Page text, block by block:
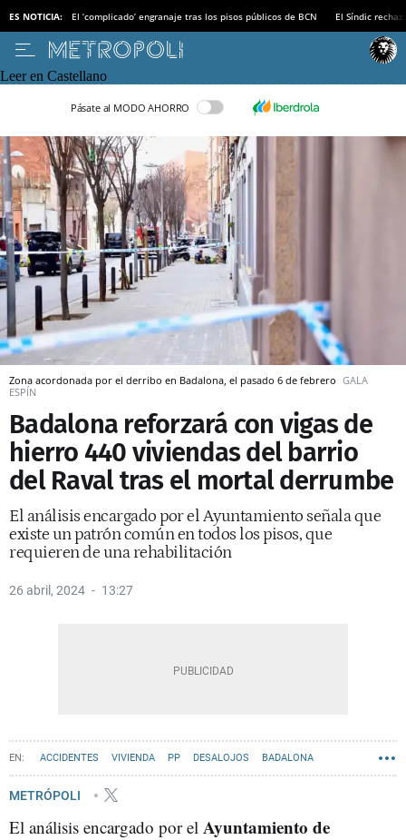
ES NOTICIA: El ‘complicado’ engranaje tras los pisos públicos de BCN El Síndic
Leer en Castellano
Pásate al MODO AHORRO
Zona acordonada por el derribo en Badalona, el pasado 6 de febrero GALA
ESPÍN
Badalona reforzará con vigas de
hierro 440 viviendas del barrio
del Raval tras el mortal derrumbe
El análisis encargado por el Ayuntamiento señala que
existe un patrón común en todos los pisos, que
requieren de una rehabilitación
26 abril, 2024 13:27
ACCIDENTES VIVIENDA PP DESALOJOS BADALONA
XAVIER GARCÍA ALBIOL
METRÓPOLI
El análisis encargado por el Ayuntamiento de